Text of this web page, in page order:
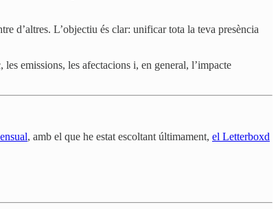
d’altres. L’objectiu és clar: unificar tota la teva presència
emissions, les afectacions i, en general, l’impacte
, amb el que he estat escoltant últimament, el Letterboxd